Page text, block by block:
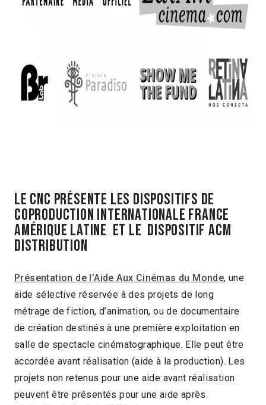
Le CNC présente les dispositifs de
Coproduction Internationale France
Amérique Latine et le dispositif ACM
Distribution
Présentation de l’Aide Aux Cinémas du Monde, une
aide sélective réservée à des projets de long
métrage de fiction, d’animation, ou de documentaire
de création destinés à une première exploitation en
salle de spectacle cinématographique. Elle peut être
accordée avant réalisation (aide à la production). Les
projets non retenus pour une aide avant réalisation
peuvent être présentés pour une aide après